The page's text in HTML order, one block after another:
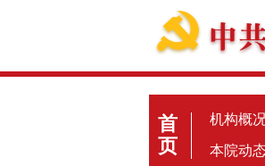
首
页
机构概
本院动